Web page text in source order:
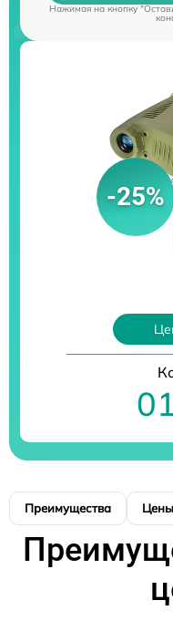
Нажимая на кнопку
-25%
Преимущества Цены